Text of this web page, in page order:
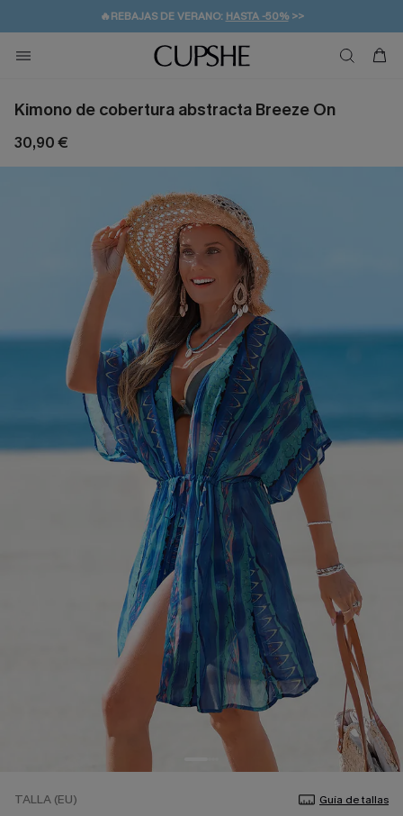
👒PROMOCIÓN DE VERANO:-10% EN 2 VESTIDOS
💌¡SUSCRIBIRSE & GANAR -10% EXTRA!
🚚ENVÍO GRATUITO A PARTIR DE 49 € >>
Kimono de cobertura abstracta Breeze On
30,90 €
TALLA (EU) Guía de tallas